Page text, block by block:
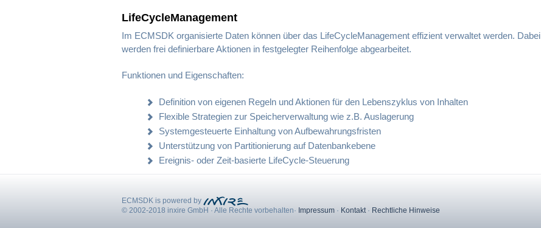
LifeCycleManagement
Im ECMSDK organisierte Daten können über das LifeCycleManagement effizient verwaltet werden. Dabei
werden frei definierbare Aktionen in festgelegter Reihenfolge abgearbeitet.
Funktionen und Eigenschaften:
Definition von eigenen Regeln und Aktionen für den Lebenszyklus von Inhalten
Flexible Strategien zur Speicherverwaltung wie z.B. Auslagerung
Systemgesteuerte Einhaltung von Aufbewahrungsfristen
Unterstützung von Partitionierung auf Datenbankebene
Ereignis- oder Zeit-basierte LifeCycle-Steuerung
ECMSDK is powered by
© 2002-2018 inxire GmbH · Alle Rechte vorbehalten· Impressum · Kontakt· Rechtliche Hinweise